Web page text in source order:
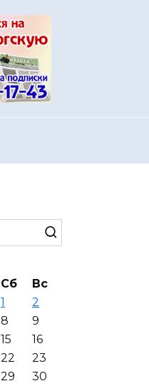
Сб
Вс
1
2
8
9
15
16
22
23
29
30